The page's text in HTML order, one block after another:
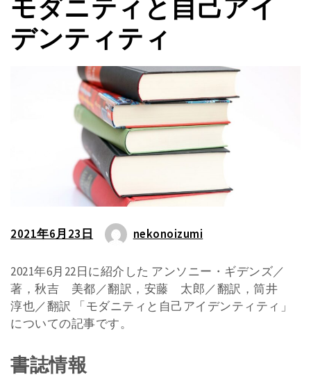
モダニティと自己アイ
デンティティ
2021年6月23日 nekonoizumi
2021年6月22日に紹介した アンソニー・ギデンズ／
著，秋吉 美都／翻訳，安藤 太郎／翻訳，筒井
淳也／翻訳 「モダニティと自己アイデンティティ」
についての記事です。
書誌情報